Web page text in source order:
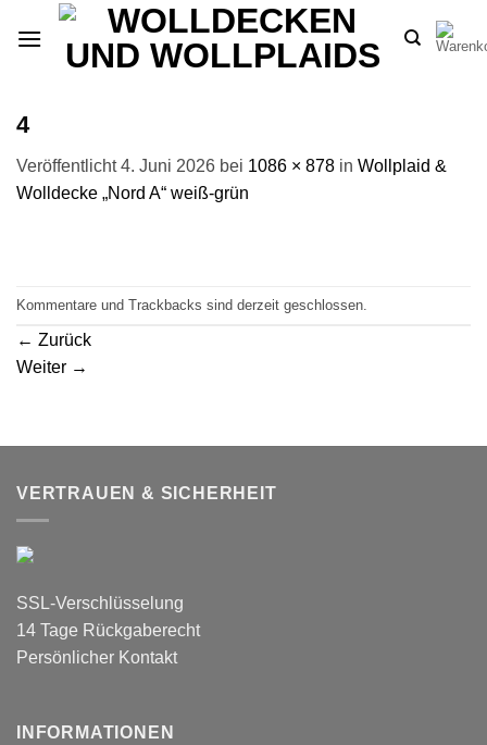
Inhalt
4
Veröffentlicht4. Juni 2026 bei 1086 × 878 in Wollplaid &
Wolldecke „Nord A“ weiß-grün
Kommentare und Trackbacks sind derzeit geschlossen.
← Zurück
Weiter →
VERTRAUEN & SICHERHEIT
SSL-Verschlüsselung
14 Tage Rückgaberecht
Persönlicher Kontakt
INFORMATIONEN